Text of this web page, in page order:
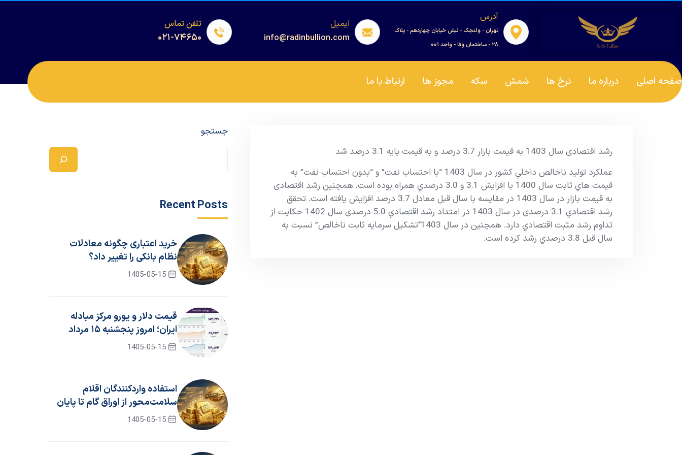
آدرس
تهران - ولنجک - نبش خیابان چهاردهم - پلاک
۲۸ - ساختمان وفا - واحد ۰۰۱
ایمیل
info@radinbullion.com
تلفن تماس
۰۲۱-۷۴۶۵۰
صفحه اصلی درباره ما نرخ ها شمش سکه مجوز ها ارتباط با ما
رشد اقتصادی سال 1403 به قیمت بازار 3.7 درصد و به قیمت پایه 3.1 درصد شد
عملکرد توليد ناخالص داخلي کشور در سال 1403 “با احتساب نفت” و “بدون احتساب نفت” به
قيمت هاي ثابت سال 1400 با افزايش 3.1 و 3.0 درصدي همراه بوده است. همچنین رشد اقتصادی
به قیمت بازار در سال 1403 در مقایسه با سال قبل معادل 3.7 درصد افزایش یافته است. تحقق
رشد اقتصادي 3.1 درصدی در سال 1403 در امتداد رشد اقتصادي 5.0 درصدی سال 1402 حکايت از
تداوم رشد مثبت اقتصادي دارد. همچنین در سال 1403″تشکيل سرمايه ثابت ناخالص” نسبت به
سال قبل 3.8 درصدي رشد کرده است.
جستجو
Recent Posts
خرید اعتباری چگونه معادلات
نظام بانکی را تغییر داد؟
1405-05-15
قیمت دلار و یورو مرکز مبادله
ایران؛ امروز پنجشنبه ۱۵ مرداد
۱۴۰۵1405-05-15
استفاده واردکنندگان اقلام
سلامت‌محور از اوراق گام تا پایان
سال ۱۴۰۵ تمدید شد1405-05-15